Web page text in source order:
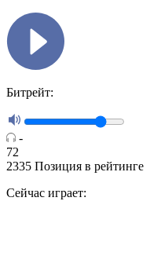
Битрейт:
-
72
2335 Позиция в рейтинге
Сейчас играет: